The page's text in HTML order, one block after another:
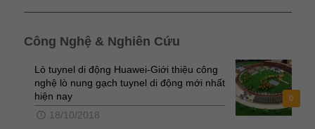
Công Nghệ & Nghiên Cứu
0
Lò tuynel di động Huawei-Giới thiệu công
nghệ lò nung gạch tuynel di động mới nhất
hiện nay
18/10/2018